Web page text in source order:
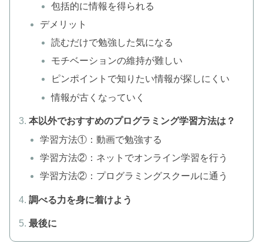
包括的に情報を得られる
デメリット
読むだけで勉強した気になる
モチベーションの維持が難しい
ピンポイントで知りたい情報が探しにくい
情報が古くなっていく
本以外でおすすめのプログラミング学習方法は？
学習方法①：動画で勉強する
学習方法②：ネットでオンライン学習を行う
学習方法②：プログラミングスクールに通う
調べる力を身に着けよう
最後に